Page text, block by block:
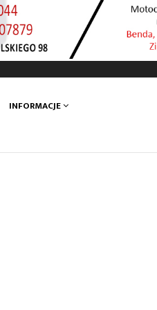
INFORMACJE